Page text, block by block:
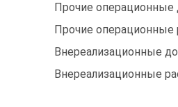
Прочие операционные
Прочие операционные
Внереализационные
Внереализационные